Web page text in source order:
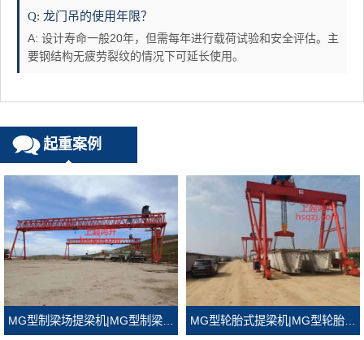
Q: 龙门吊的使用年限？
A: 设计寿命一般20年，但需每年进行载荷试验和安全评估。主
要钢结构无疲劳裂纹的情况下可延长使用。
起重案例